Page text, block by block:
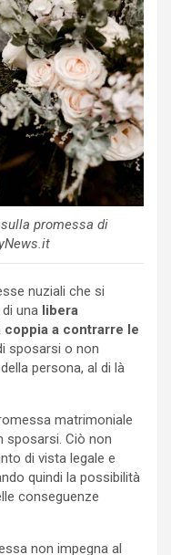
promessa di
nuziali che si
una libera
a contrarre le
sposarsi o non
persona, al di là
matrimoniale
sposarsi. Ciò non
di vista legale e
quindi la possibilità
conseguenze
non impegna al